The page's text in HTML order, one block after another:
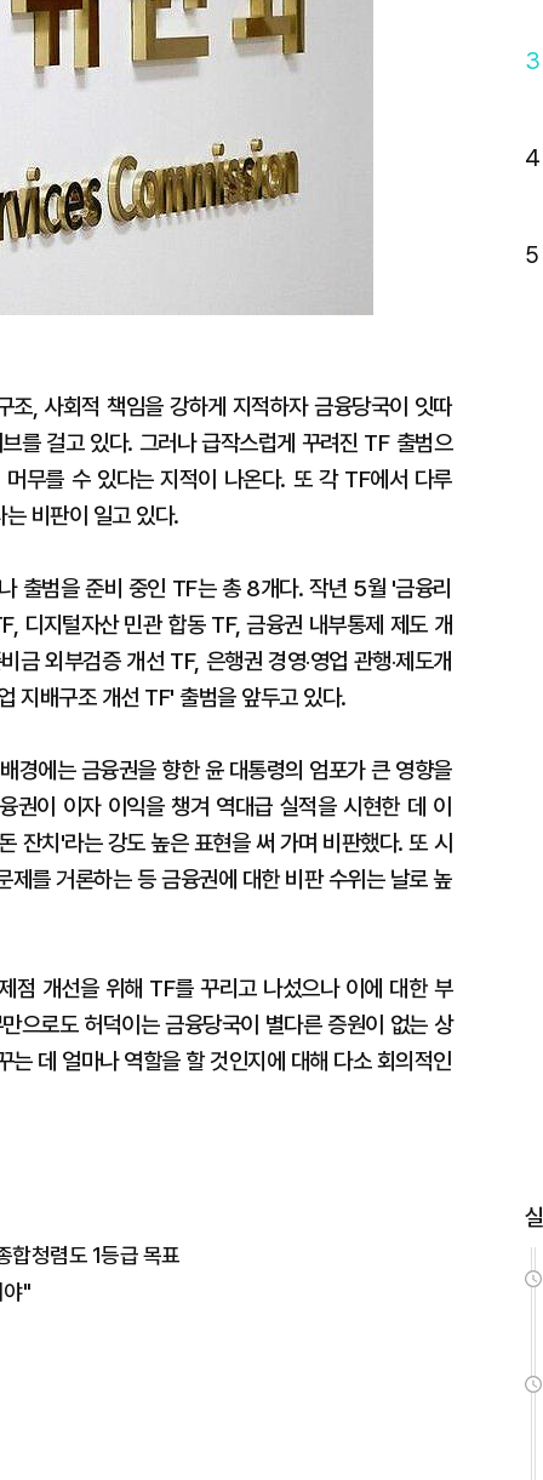
, 사회적 책임을 강하게 지적하자 금융당국이 잇따
를 걸고 있다. 그러나 급작스럽게 꾸려진 TF 출범으
무를 수 있다는 지적이 나온다. 또 각 TF에서 다루
비판이 일고 있다.
출범을 준비 중인 TF는 총 8개다. 작년 5월 '금융리
디지털자산 민관 합동 TF, 금융권 내부통제 제도 개
외부검증 개선 TF, 은행권 경영‧영업 관행‧제도개
지배구조 개선 TF' 출범을 앞두고 있다.
경에는 금융권을 향한 윤 대통령의 엄포가 큰 영향을
권이 이자 이익을 챙겨 역대급 실적을 시현한 데 이
잔치'라는 강도 높은 표현을 써 가며 비판했다. 또 시
제를 거론하는 등 금융권에 대한 비판 수위는 날로 높
점 개선을 위해 TF를 꾸리고 나섰으나 이에 대한 부
으로도 허덕이는 금융당국이 별다른 증원이 없는 상
데 얼마나 역할을 할 것인지에 대해 다소 회의적인
합청렴도 1등급 목표
야"
3
4
5